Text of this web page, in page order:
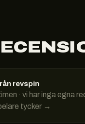
revspin
· vi har inga egna
tycker →